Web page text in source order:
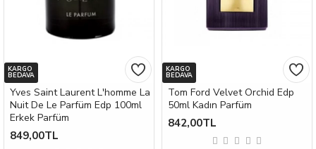
KARGO
BEDAVA
Yves Saint Laurent L'homme La
Nuit De Le Parfüm Edp 100ml
Erkek Parfüm
849,00TL
KARGO
BEDAVA
Tom Ford Velvet Orchid Edp
50ml Kadın Parfüm
842,00TL